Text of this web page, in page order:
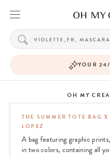
YOUR
OH MY
THE SUMMER TOTE BAG X
LOPEZ
A bag featuring graphic
in two colors, containing all